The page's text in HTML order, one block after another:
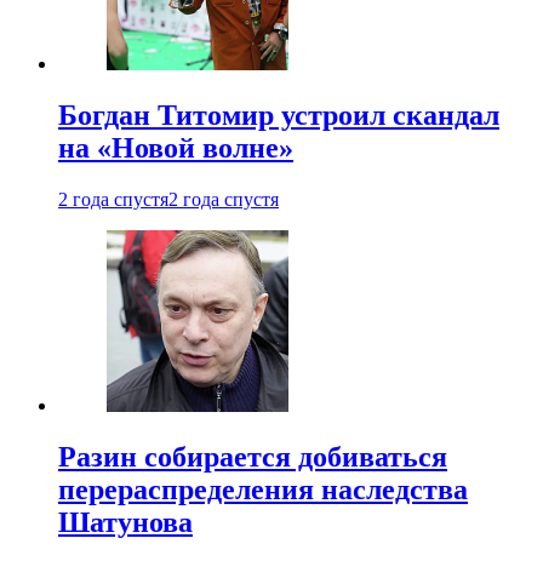
Богдан Титомир устроил скандал
на «Новой волне»
2 года спустя2 года спустя
Разин собирается добиваться
перераспределения наследства
Шатунова